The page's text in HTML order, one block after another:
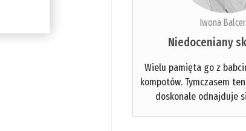
Iwona
Niedoceniany
Wielu pamięta go z
kompotów. Tymczasem
doskonale odnajduje